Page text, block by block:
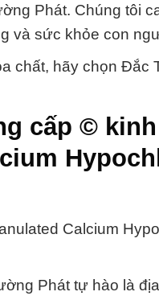
Phát. Chúng tôi
và sức khỏe con
chất, hãy chọn Đắc
cấp ©
Calcium
Phát tự hào là